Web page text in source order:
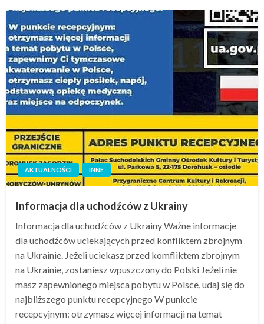
AKTUALNOŚCI INNE
Informacja dla uchodźców z Ukrainy
Informacja dla uchodźców z Ukrainy Ważne informacje
dla uchodźców uciekających przed konfliktem zbrojnym
na Ukrainie. Jeżeli uciekasz przed komfliktem zbrojnym
na Ukrainie, zostaniesz wpuszczony do Polski Jeżeli nie
masz zapewnionego miejsca pobytu w Polsce, udaj się do
najbliższego punktu recepcyjnego W punkcie
recepcyjnym: otrzymasz więcej informacji na temat